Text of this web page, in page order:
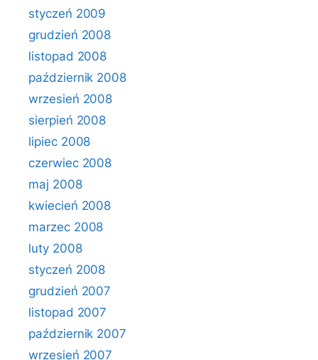
styczeń 2009
grudzień 2008
listopad 2008
październik 2008
wrzesień 2008
sierpień 2008
lipiec 2008
czerwiec 2008
maj 2008
kwiecień 2008
marzec 2008
luty 2008
styczeń 2008
grudzień 2007
listopad 2007
październik 2007
wrzesień 2007